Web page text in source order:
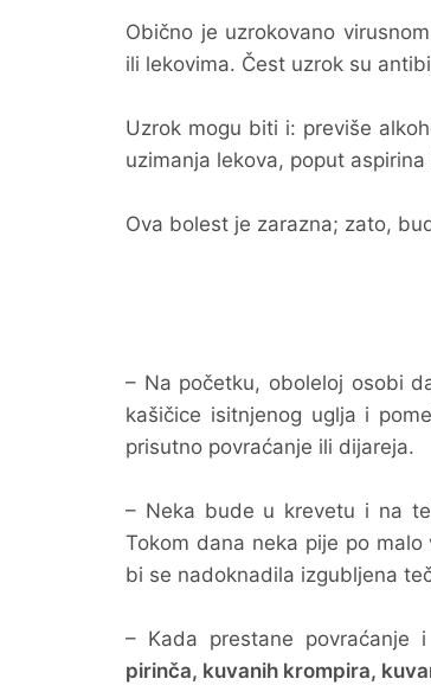
Obično je uzrokovano
ili lekovima. Čest uzrok su
Uzrok mogu biti i: previše
uzimanja lekova, poput
Ova bolest je zarazna; zato,
– Na početku, oboleloj osobi
kašičice isitnjenog uglja i
prisutno povraćanje ili dijareja.
– Neka bude u krevetu i na
Tokom dana neka pije po
bi se nadoknadila izgubljena
– Kada prestane povraćanje
pirinča, kuvanih krompira,